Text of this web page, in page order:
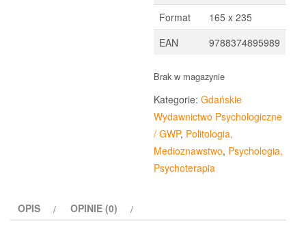
Format
165 x 235
EAN
9788374895989
Brak w magazynie
Kategorie: Gdańskie
Wydawnictwo Psychologiczne
/ GWP, Politologia,
Medioznawstwo, Psychologia,
Psychoterapia
OPIS OPINIE (0)